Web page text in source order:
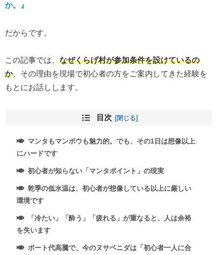
か。』
だからです。
この記事では、 なぜくらげ村が参加条件を設けているの
か、その理由を現場で初心者の方をご案内してきた経験を
もとにお話しします。
目次
マンタもマンボウも魅力的。でも、その1日は想像以上
にハードです
初心者が知らない「マンタポイント」の現実
乾季の低水温は、初心者が想像している以上に厳しい
環境です
「冷たい」「酔う」「疲れる」が重なると、人は余裕
を失います
ボート代高騰で、今のヌサペニダは「初心者一人に合